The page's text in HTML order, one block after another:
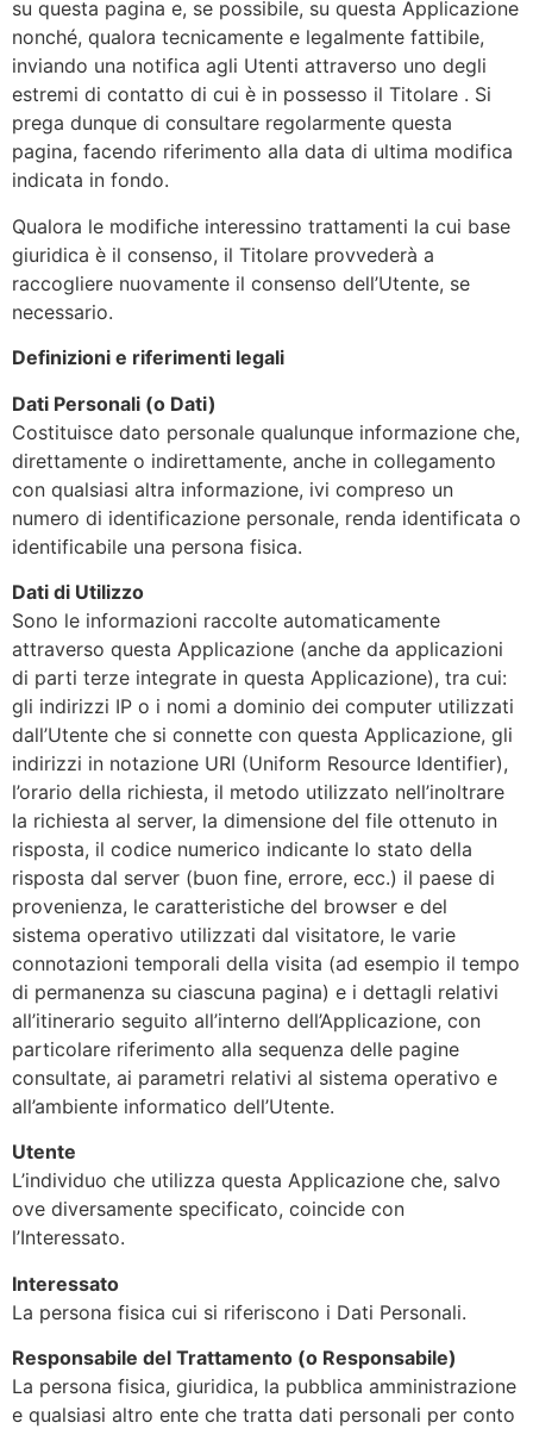
su questa pagina e, se possibile, su questa Applicazione
nonché, qualora tecnicamente e legalmente fattibile,
inviando una notifica agli Utenti attraverso uno degli
estremi di contatto di cui è in possesso il Titolare . Si
prega dunque di consultare regolarmente questa
pagina, facendo riferimento alla data di ultima modifica
indicata in fondo.
Qualora le modifiche interessino trattamenti la cui base
giuridica è il consenso, il Titolare provvederà a
raccogliere nuovamente il consenso dell’Utente, se
necessario.
Definizioni e riferimenti legali
Dati Personali (o Dati)
Costituisce dato personale qualunque informazione che,
direttamente o indirettamente, anche in collegamento
con qualsiasi altra informazione, ivi compreso un
numero di identificazione personale, renda identificata o
identificabile una persona fisica.
Dati di Utilizzo
Sono le informazioni raccolte automaticamente
attraverso questa Applicazione (anche da applicazioni
di parti terze integrate in questa Applicazione), tra cui:
gli indirizzi IP o i nomi a dominio dei computer utilizzati
dall’Utente che si connette con questa Applicazione, gli
indirizzi in notazione URI (Uniform Resource Identifier),
l’orario della richiesta, il metodo utilizzato nell’inoltrare
la richiesta al server, la dimensione del file ottenuto in
risposta, il codice numerico indicante lo stato della
risposta dal server (buon fine, errore, ecc.) il paese di
provenienza, le caratteristiche del browser e del
sistema operativo utilizzati dal visitatore, le varie
connotazioni temporali della visita (ad esempio il tempo
di permanenza su ciascuna pagina) e i dettagli relativi
all’itinerario seguito all’interno dell’Applicazione, con
particolare riferimento alla sequenza delle pagine
consultate, ai parametri relativi al sistema operativo e
all’ambiente informatico dell’Utente.
Utente
L’individuo che utilizza questa Applicazione che, salvo
ove diversamente specificato, coincide con
l’Interessato.
Interessato
La persona fisica cui si riferiscono i Dati Personali.
Responsabile del Trattamento (o Responsabile)
La persona fisica, giuridica, la pubblica amministrazione
e qualsiasi altro ente che tratta dati personali per conto